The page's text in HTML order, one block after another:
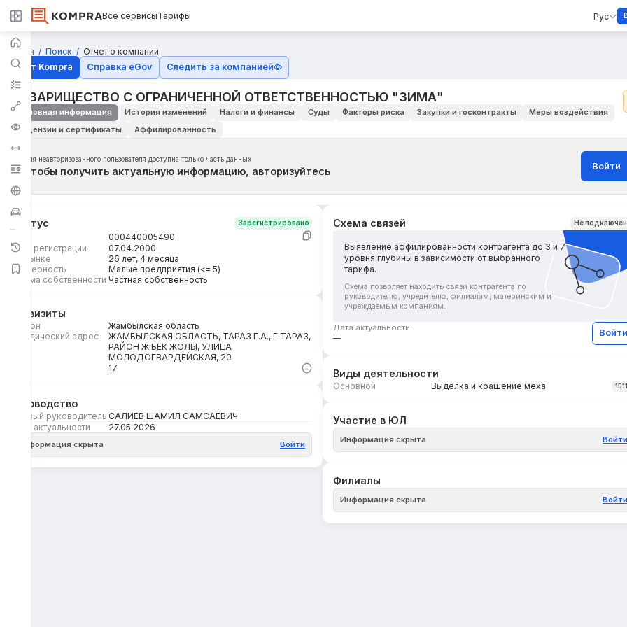
Все сервисыТарифы Рус
Главная Поиск
Отчет о компании
Отчёт Kompra
Справка eGov Следить за компанией
ТОВАРИЩЕСТВО С ОГРАНИЧЕННОЙ ОТВЕТСТВЕННОСТЬЮ "ЗИМА"
Основная информация История изменений Налоги и финансы Суды Факторы риска Закупки и госконтракты
Меры воздействия
Лицензии и сертификаты
Аффилированность
Для неавторизованного пользователя доступна только часть данных
Чтобы получить актуальную информацию, авторизуйтесь Войти
Статус Зарегистрировано
000440005490
Дата регистрации
07.04.2000
На рынке
26 лет, 4 месяца
Размерность
Малые предприятия (<= 5)
Форма собственности Частная собственность
Реквизиты
Регион
Жамбылская область
Юридический адрес
ЖАМБЫЛСКАЯ ОБЛАСТЬ, ТАРАЗ Г.А., Г.ТАРАЗ,
РАЙОН ЖІБЕК ЖОЛЫ, УЛИЦА
МОЛОДОГВАРДЕЙСКАЯ, 20
17
Руководство
Первый руководитель САЛИЕВ ШАМИЛ САМСАЕВИЧ
Дата актуальности
27.05.2026
Информация скрыта Войти
Схема связей Не
Выявление аффилированности контрагента до 3 и 7
уровня глубины в зависимости от выбранного
тарифа.
Схема позволяет находить связи контрагента по
руководителю, учредителю, филиалам, материнским и
учреждаемым компаниям.
Дата актуальности:
—
Войти
Виды деятельности
Основной Выделка и крашение меха
Участие в ЮЛ
Информация скрыта Войти
Филиалы
Информация скрыта Войти